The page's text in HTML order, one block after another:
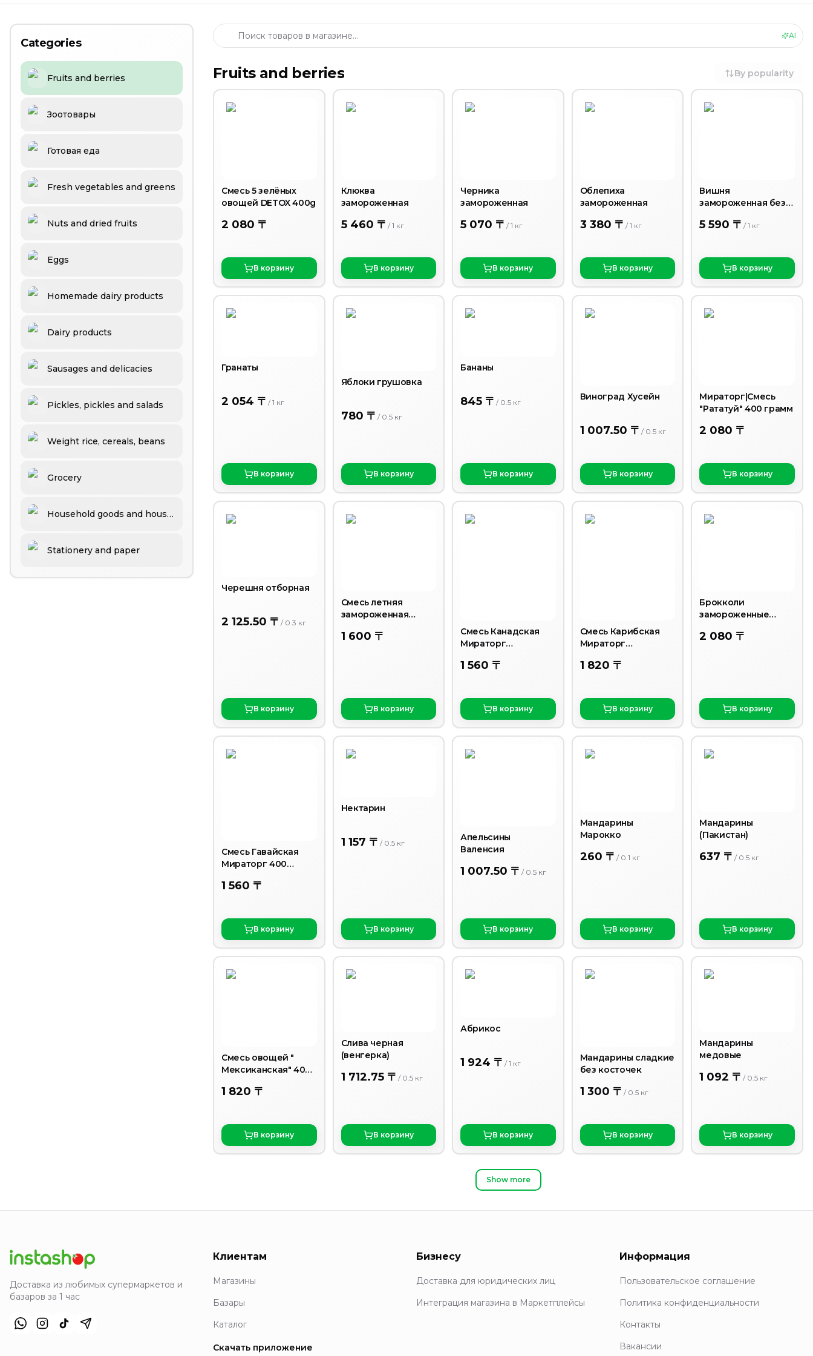
Мандарины Марокко
Мандарины (Пакистан)
Слива черная (венгерка)
Мандарины сладкие без косточек
Мандарины медовые
Categories
Fruits and berries
Зоотовары
Готовая еда
Fresh vegetables and greens
Nuts and dried fruits
Eggs
Homemade dairy products
Dairy products
Sausages and delicacies
Pickles, pickles and salads
Weight rice, cereals, beans
Grocery
Household goods and household chemicals
Stationery and paper
AI
Fruits and berries By popularity
Смесь 5 зелёных
овощей DETOX 400g
2 080 〒
В корзину
Клюква
замороженная
5 460 〒 / 1 кг
В корзину
Черника
замороженная
5 070 〒/1 кг
В корзину
Облепиха
замороженная
3 380 〒 / 1 кг
В корзину
Вишня
замороженная без
5 590 〒/1 кг
В корзину
Гранаты
2 054 〒 /1 кг
В корзину
Яблоки грушовка
780 〒 / 0.5 кг
В корзину
Бананы
845 〒/ 0.5 кг
В корзину
Виноград Хусейн
1 007.50 〒 / 0.5 кг
В корзину
Мираторг|Смесь
"Рататуй" 400 грамм
2 080 〒
В корзину
Черешня отборная
2 125.50 〒 / 0.3 кг
В корзину
Смесь летняя
замороженная
1 600 〒
В корзину
Смесь Канадская
Мираторг
400гр
1 560 〒
В корзину
Смесь Карибская
Мираторг
400гр
1 820 〒
В корзину
Брокколи
замороженные
2 080 〒
В корзину
Смесь Гавайская
Мираторг 400
1 560 〒
В корзину
Нектарин
1 157 〒 / 0.5 кг
В корзину
Апельсины
Валенсия
1 007.50 〒/ 0.5 кг
В корзину
Мандарины
Марокко
260 〒 / 0.1 кг
В корзину
Мандарины
(Пакистан)
637 〒/ 0.5 кг
В корзину
Смесь овощей "
Мексиканская" 400
1 820 〒
В корзину
Слива черная
(венгерка)
1 712.75 〒 / 0.5 кг
В корзину
Абрикос
1 924 〒/1 кг
В корзину
Мандарины сладкие
без косточек
1 300 〒 / 0.5 кг
В корзину
Мандарины
медовые
1 092 〒/ 0.5 кг
В корзину
Show more
Доставка из любимых супермаркетов и
базаров за 1 час
Клиентам
Магазины
Базары
Каталог
Скачать приложение
Бизнесу
Доставка для юридических лиц
Интеграция магазина в Маркетплейсы
Информация
Пользовательское соглашение
Политика конфиденциальности
Контакты
Вакансии